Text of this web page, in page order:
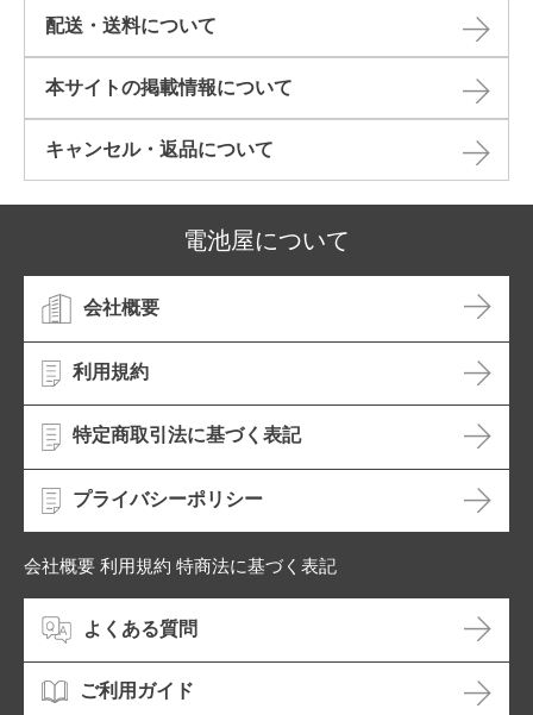
配送・送料について
本サイトの掲載情報について​
キャンセル・返品について​
電池屋について
会社概要
利用規約
特定商取引法に基づく表記
プライバシーポリシー
会社概要 利用規約 特商法に基づく表記
よくある質問
ご利用ガイド